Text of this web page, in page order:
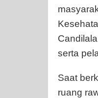
serta
Saat
ruang